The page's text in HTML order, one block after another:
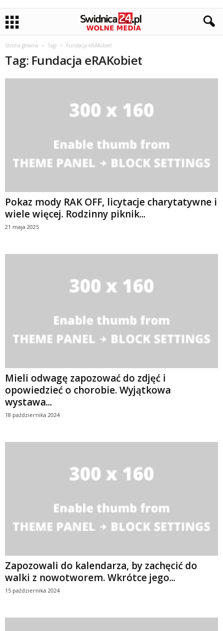
Strona główna Tagi Fundacja eRAKobiet
Tag: Fundacja eRAKobiet
Pokaz mody RAK OFF, licytacje charytatywne i
wiele więcej. Rodzinny piknik...
21 maja 2025
Mieli odwagę zapozować do zdjęć i
opowiedzieć o chorobie. Wyjątkowa
wystawa...
18 października 2024
Zapozowali do kalendarza, by zachęcić do
walki z nowotworem. Wkrótce jego...
15 października 2024